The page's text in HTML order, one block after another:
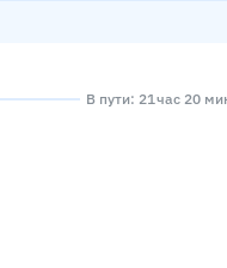
В пути: 21 час 20